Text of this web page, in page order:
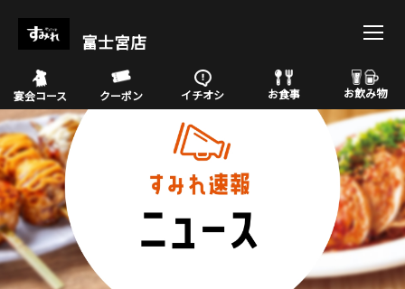
富士宮店
宴会コース クーポン イチオシ お食事 お飲み物